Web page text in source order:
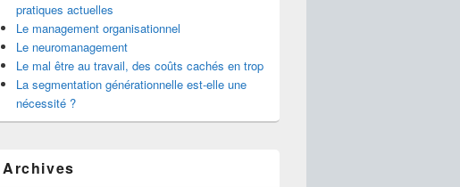
barre
latérale
pratiques actuelles
Le management organisationnel
Le neuromanagement
Le mal être au travail, des coûts cachés en trop
La segmentation générationnelle est-elle une
nécessité ?
Archives